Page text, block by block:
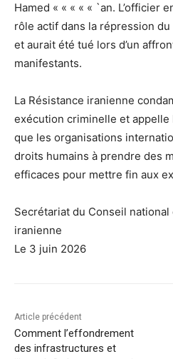
Hamed « « « « « `an. L’officier
rôle actif dans la répression
et aurait été tué lors d’un
manifestants.
La Résistance iranienne
exécution criminelle et appelle
que les organisations
droits humains à prendre des
efficaces pour mettre fin aux
Secrétariat du Conseil national
iranienne
Le 3 juin 2026
Article précédent
Comment l’effondrement
des infrastructures et